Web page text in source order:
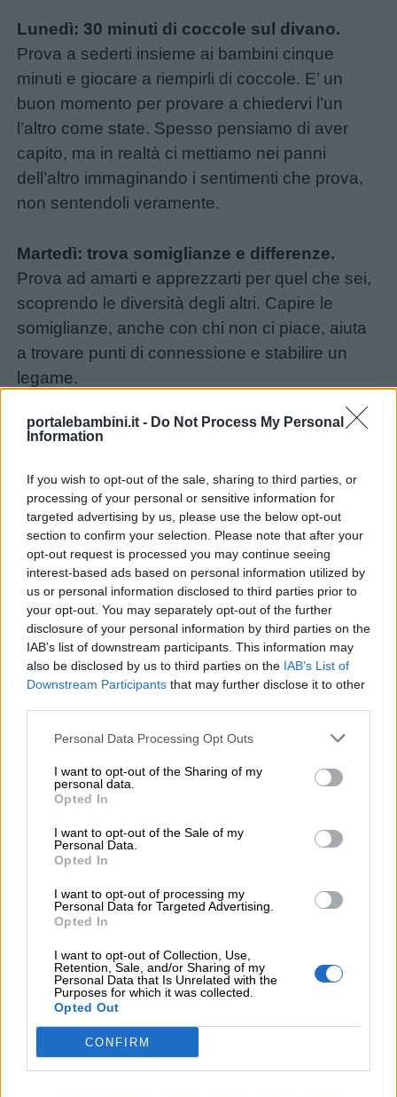
portalebambini.it - Do Not Process My Personal
Information
If you wish to opt-out of the sale, sharing to third parties, or
processing of your personal or sensitive information for
targeted advertising by us, please use the below opt-out
section to confirm your selection. Please note that after your
opt-out request is processed you may continue seeing
interest-based ads based on personal information utilized by
us or personal information disclosed to third parties prior to
your opt-out. You may separately opt-out of the further
disclosure of your personal information by third parties on the
IAB’s list of downstream participants. This information may
also be disclosed by us to third parties on the IAB’s List of
Downstream Participants that may further disclose it to other
Personal Data Processing Opt Outs
I want to opt-out of the Sharing of my
personal data.
Opted In
I want to opt-out of the Sale of my
Personal Data.
Opted In
I want to opt-out of processing my
Personal Data for Targeted Advertising.
Opted In
I want to opt-out of Collection, Use,
Retention, Sale, and/or Sharing of my
Personal Data that Is Unrelated with the
Purposes for which it was collected.
Opted Out
CONFIRM
Lunedì: 30 minuti di coccole sul divano.
Prova a sederti insieme ai bambini cinque
minuti e giocare a riempirli di coccole. E’ un
buon momento per provare a chiedervi l’un
l’altro come state. Spesso pensiamo di aver
capito, ma in realtà ci mettiamo nei panni
dell’altro immaginando i sentimenti che prova,
non sentendoli veramente.
Martedì: trova somiglianze e differenze.
Prova ad amarti e apprezzarti per quel che sei,
scoprendo le diversità degli altri. Capire le
somiglianze, anche con chi non ci piace, aiuta
a trovare punti di connessione e stabilire un
legame.
Mercoledì: pratica l’apertura verso un altro
Raramente riusciamo a comprendere gli altri
così bene come pensiamo di fare. È meglio che
le persone dicano a te quello che sentono,
piuttosto che tu dica a loro ciò che sentono.
Allena la tua mente ad aprirsi a prospettive che
non sono le tue ed evolviti realmente per
immergerti prospettive diverse.
Giovedì: ascolta di più, parla di meno.
minuti. Le persone si sentono più capite
quando è consentito loro un ampio spazio per
affermare la loro opinione.